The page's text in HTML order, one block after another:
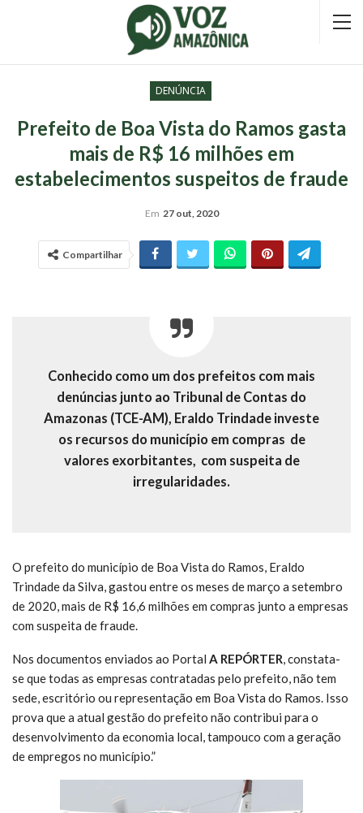
DENÚNCIA
Prefeito de Boa Vista do Ramos gasta
mais de R$ 16 milhões em
estabelecimentos suspeitos de fraude
Em 27 out, 2020
Compartilhar
Conhecido como um dos prefeitos com mais
denúncias junto ao Tribunal de Contas do
Amazonas (TCE-AM), Eraldo Trindade investe
os recursos do município em compras de
valores exorbitantes, com suspeita de
irregularidades.
O prefeito do município de Boa Vista do Ramos, Eraldo
Trindade da Silva, gastou entre os meses de março a setembro
de 2020, mais de R$ 16,6 milhões em compras junto a empresas
com suspeita de fraude.
Nos documentos enviados ao Portal A REPÓRTER, constata-
se que todas as empresas contratadas pelo prefeito, não tem
sede, escritório ou representação em Boa Vista do Ramos. Isso
prova que a atual gestão do prefeito não contribui para o
desenvolvimento da economia local, tampouco com a geração
de empregos no município.”